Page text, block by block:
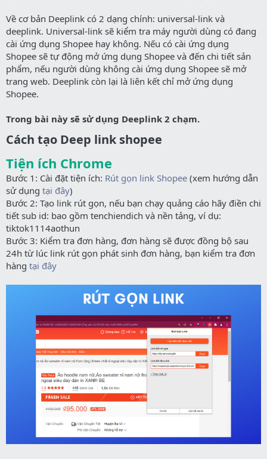
Về cơ bản Deeplink có 2 dạng chính: universal-link và
deeplink. Universal-link sẽ kiểm tra máy người dùng có đang
cài ứng dụng Shopee hay không. Nếu có cài ứng dụng
Shopee sẽ tự động mở ứng dụng Shopee và đến chi tiết sản
phẩm, nếu người dùng không cài ứng dụng Shopee sẽ mở
trang web. Deeplink còn lại là liên kết chỉ mở ứng dụng
Shopee.
Trong bài này sẽ sử dụng Deeplink 2 chạm.
Cách tạo Deep link shopee​
Tiện ích Chrome
Bước 1: Cài đặt tiện ích: Rút gọn link Shopee (xem hướng dẫn
sử dụng tại đây)
Bước 2: Tạo link rút gọn, nếu bạn chạy quảng cáo hãy điền chi
tiết sub id: bao gồm tenchiendich và nền tảng, ví dụ:
tiktok1114aothun
Bước 3: Kiểm tra đơn hàng, đơn hàng sẽ được đồng bộ sau
24h từ lúc link rút gọn phát sinh đơn hàng, bạn kiểm tra đơn
hàng tại đây